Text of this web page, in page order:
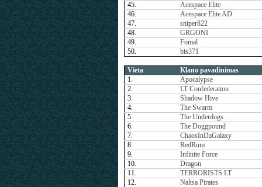
45.
Acespace Elite
46.
Acespace Elite AD
47.
sniper822
48.
GRGONI
49.
Fomal
50.
bis371
Vieta
Klano pavadinimas
1.
Apocalypse
2.
LT Confederation
3.
Shadow Hive
4.
The Swarm
5.
The Underdogs
6.
The Doggpound
7.
ChaosInDaGalaxy
8.
RedRum
9.
Infinite Force
10.
Dragon
11.
TERRORISTS LT
12.
Naltsa Pirates